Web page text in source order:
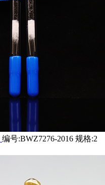
编号:BWZ7276-2016 规格:2